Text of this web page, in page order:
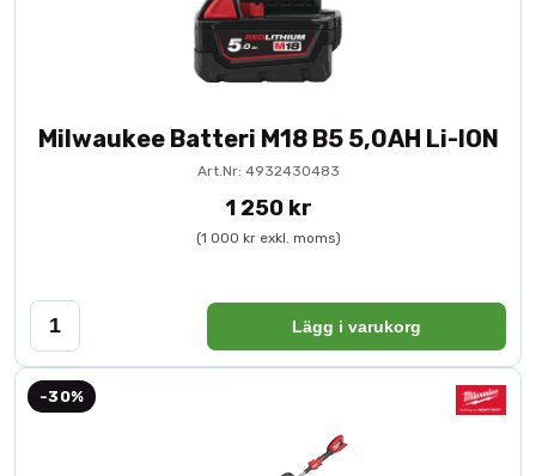
Milwaukee Batteri M18 B5 5,0AH Li-ION
Art.Nr: 4932430483
1 250 kr
(1 000 kr exkl. moms)
Lägg i varukorg
-30%